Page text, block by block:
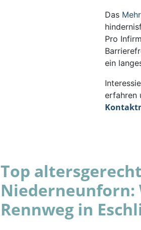
Das
Pro
ein
erfahren
Top
Niederneunforn:
Rennweg in